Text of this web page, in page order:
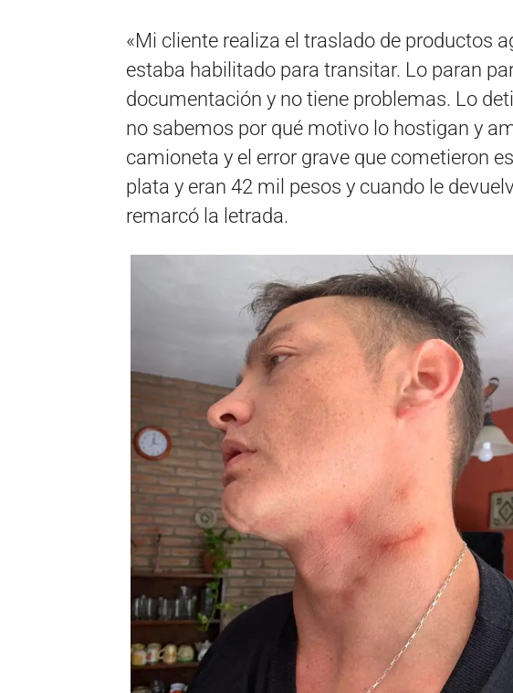
«Mi cliente realiza el traslado de productos
estaba habilitado para transitar. Lo paran
documentación y no tiene problemas. Lo
no sabemos por qué motivo lo hostigan y
camioneta y el error grave que cometieron
plata y eran 42 mil pesos y cuando le
remarcó la letrada.